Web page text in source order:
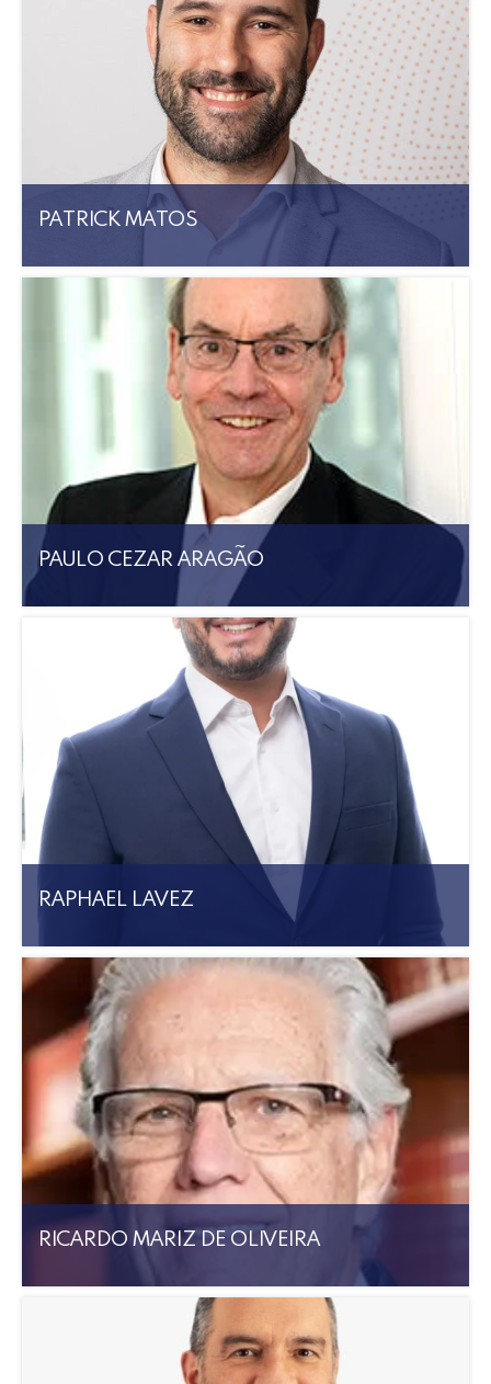
PATRICK MATOS
PAULO CEZAR ARAGÃO
RAPHAEL LAVEZ
RICARDO MARIZ DE OLIVEIRA